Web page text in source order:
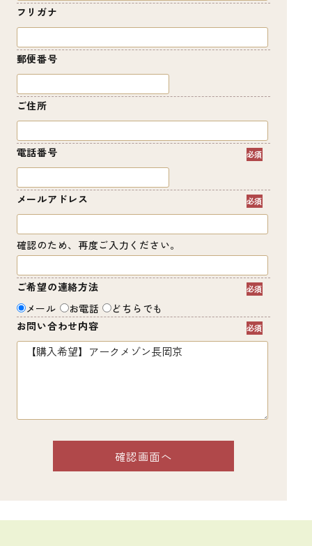
フリガナ
郵便番号
ご住所
電話番号
メールアドレス
確認のため、再度ご入力ください。
ご希望の連絡方法
メール
お電話
どちらでも
お問い合わせ内容